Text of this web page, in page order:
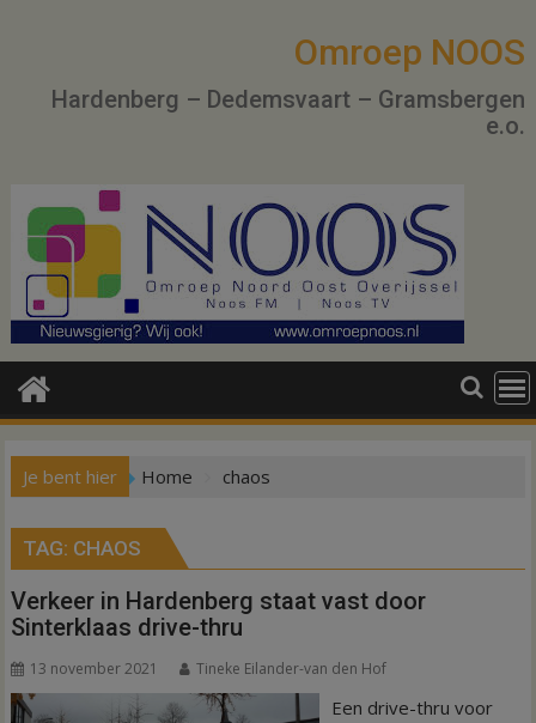
Omroep NOOS
Hardenberg – Dedemsvaart – Gramsbergen
e.o.
Je bent hier Home chaos
TAG: CHAOS
Verkeer in Hardenberg staat vast door
Sinterklaas drive-thru
13 november 2021 Tineke Eilander-van den Hof
Een drive-thru voor